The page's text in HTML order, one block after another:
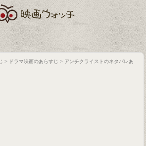
> ドラマ映画のあらすじ > アンチクライストのネタバレあ